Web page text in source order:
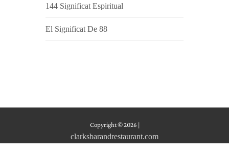
144 Significat Espiritual
El Significat De 88
Copyright © 2026 |
clarksbarandrestaurant.com